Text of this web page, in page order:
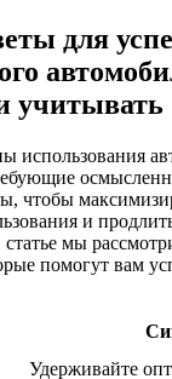
для
учитывать
использования
чтобы
и
мы
помогут вам
Удерживайте